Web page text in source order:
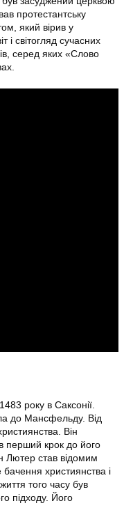
протестантську
який вірив у
і світогляд сучасних
серед яких «Слово
року в Саксонії.
до Мансфельду. Від
Він
перший крок до його
Лютер став відомим
християнства і
того часу був
підходу. Його